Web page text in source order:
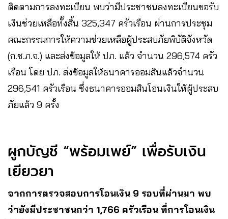
ติดตามการลงทะเบียน พบว่ามีประชาชนลงทะเบียนขอรับ
เงินช่วยเหลือทั้งสิ้น 325,347 ครัวเรือน ผ่านการประชุม
คณะกรรมการให้ความช่วยเหลือผู้ประสบภัยพิบัติจังหวัด
(ก.ช.ภ.จ.) และส่งข้อมูลให้ ปภ. แล้ว จำนวน 296,574 ครัว
เรือน โดย ปภ. ส่งข้อมูลให้ธนาคารออมสินแล้วจำนวน
296,541 ครัวเรือน ซึ่งธนาคารออมสินโอนเงินให้ผู้ประสบ
ภัยแล้ว 9 ครั้ง
ผูกบัญชี “พร้อมเพย์” เพื่อรับเงิน
เยียวยา
จากการตรวจสอบการโอนเงิน 9 รอบที่ผ่านมา พบ
ว่ายังมีประชาชนกว่า 1,766 ครัวเรือน ที่การโอนเงิน